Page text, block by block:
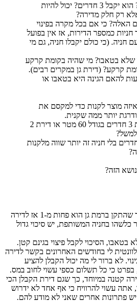
והקבלן בונה 3 חדרים? הוא יקבל 3 חדרים? יכול להיות
רק חלק מדירה?
האלה? כי אם בכל מקרה בפינוי
חניות כמספר הדירות, אז אין בפועל
חניה. (כי כולם יקבלו חניה, גם מי
שלא בטאבו? מי שהיה בקומת קרקע
קרקע? (דירת גן במקרים רבים).
להאם הגינה היא בטאבו או
מוצר לקנות כדי למקסם את
יותר ממה שקנית.
האם עדיף לקנות דירת 3 חדרים בגודל 60 מטר או דירת 2
להיות שלקנות 3 חדרים בלי חניה זה יותר שווה מלקנות
הזה?
לגבי חניה, המצב הפוך. מאחר שהתקן ברמת גן הוא פחות מ-1 אז לדירה
כלשהו בחניה המשותפת, יש סיכוי גדול
הסיכוי לקבל פיצוי בגינם קטן.
לי בחודשים האחרונים בקשר לדירה
לא ברור לי מה יכול הקבלן להציע
בפרט כי כל תשלום כספי עשוי לחוב במס.
קטנה במיוחד, כך שגם דירת הקבלן הכי
אתה עשוי להרוויח כי אף אחד לא ידרוש
יש פתרונות אחרים שאני לא מודע להם.